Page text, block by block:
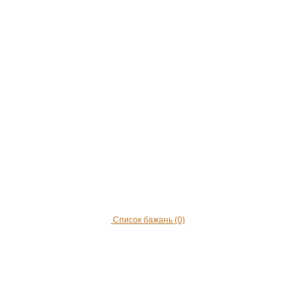
Список бажань (0)